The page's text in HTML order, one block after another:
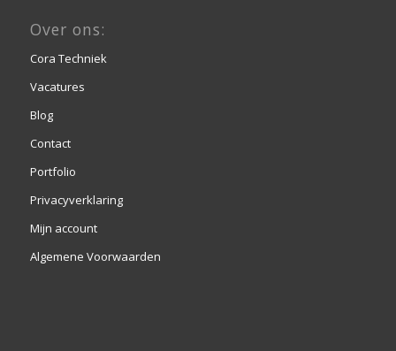
Over ons:
Cora Techniek
Vacatures
Blog
Contact
Portfolio
Privacyverklaring
Mijn account
Algemene Voorwaarden